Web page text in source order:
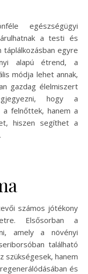
egészségügyi
a testi és
táplálkozásban egyre
alapú étrend, a
módja lehet annak,
gazdag élelmiszert
hogy a
a felnőttek, hanem a
hiszen segíthet a
számos jótékony
Elsősorban a
amely a növényi
található
szükségesek, hanem
és